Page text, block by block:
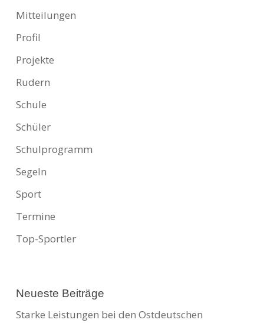
Mitteilungen
Profil
Projekte
Rudern
Schule
Schüler
Schulprogramm
Segeln
Sport
Termine
Top-Sportler
Neueste Beiträge
Starke Leistungen bei den Ostdeutschen